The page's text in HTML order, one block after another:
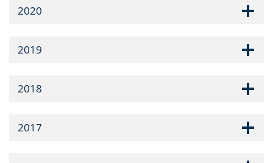
2020
2019
2018
2017